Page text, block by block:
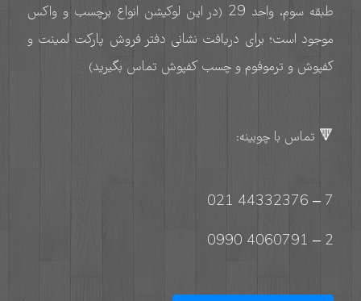
طبقه سوم، واحد 29 (در این لوکیشن انواع برچسب و واکس
موجود است؛ برای دریافت نشانی دفتر فروش پارکت لمینت و
کفپوش و ترموفوم و چسب کفپوش تماس بگیرید)
🔻 تماس با چوبینه:
7 – 44332376 021
2 – 4060791 0990